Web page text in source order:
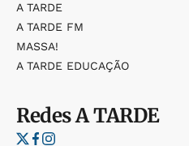
A TARDE
A TARDE FM
MASSA!
A TARDE EDUCAÇÃO
RedesA TARDE